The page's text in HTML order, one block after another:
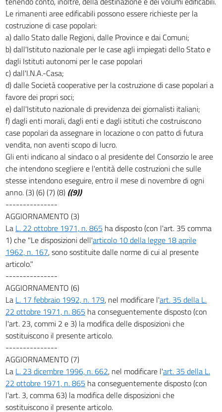
Le rimanenti aree edificabili possono essere richieste per la
costruzione di case popolari:
a) dallo Stato dalle Regioni, dalle Province e dai Comuni;
b) dall'Istituto nazionale per le case agli impiegati dello Stato e
dagli Istituti autonomi per le case popolari
c) dall'I.N.A.-Casa;
d) dalle Società cooperative per la costruzione di case popolari a
favore dei propri soci;
e) dall'Istituto nazionale di previdenza dei giornalisti italiani;
f) dagli enti morali, dagli enti e dagli istituti che costruiscono
case popolari da assegnare in locazione o con patto di futura
vendita, non aventi scopo di lucro.
Gli enti indicano al sindaco o al presidente del Consorzio le aree
che intendono scegliere e l'entità delle costruzioni che sulle
stesse intendono eseguire, entro il mese di novembre di ogni
anno. (3) (6) (7) (8) ((9))
---------------
AGGIORNAMENTO (3)
La L. 22 ottobre 1971, n. 865 ha disposto (con l'art. 35 comma
1) che "Le disposizioni dell'articolo 10 della legge 18 aprile
1962, n. 167, sono sostituite dalle norme di cui al presente
articolo."
---------------
AGGIORNAMENTO (6)
La L. 17 febbraio 1992, n. 179, nel modificare l'art. 35 della L.
22 ottobre 1971, n. 865 ha conseguentemente disposto (con
l'art. 23, commi 2 e 3) la modifica delle disposizioni che
sostituiscono il presente articolo.
---------------
AGGIORNAMENTO (7)
La L. 23 dicembre 1996, n. 662, nel modificare l'art. 35 della L.
22 ottobre 1971, n. 865 ha conseguentemente disposto (con
l'art. 3, comma 63) la modifica delle disposizioni che
sostituiscono il presente articolo.